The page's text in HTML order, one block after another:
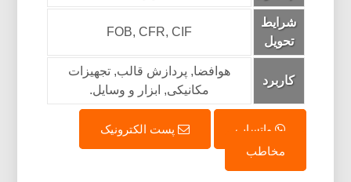
شرایط
تحویل
FOB, CFR, CIF
کاربرد
هوافضا, پردازش قالب, تجهیزات
مکانیکی, ابزار و وسایل.
واتساپ
پست الکترونیک
مخاطب